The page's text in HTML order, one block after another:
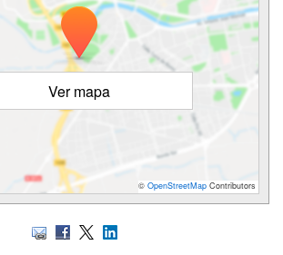
Ver mapa
© OpenStreetMap Contributors